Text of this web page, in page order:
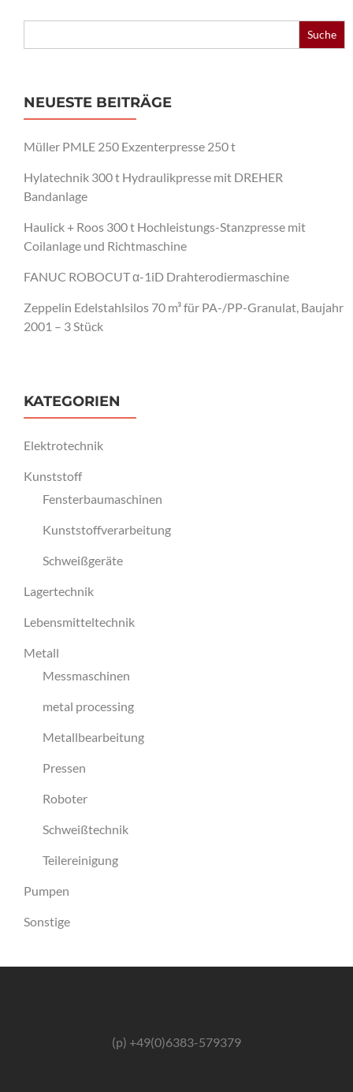
Search
NEUESTE BEITRÄGE
Müller PMLE 250 Exzenterpresse 250 t
Hylatechnik 300 t Hydraulikpresse mit DREHER
Bandanlage
Haulick + Roos 300 t Hochleistungs-Stanzpresse mit
Coilanlage und Richtmaschine
FANUC ROBOCUT α-1iD Drahterodiermaschine
Zeppelin Edelstahlsilos 70 m³ für PA-/PP-Granulat, Baujahr
2001 – 3 Stück
KATEGORIEN
Elektrotechnik
Kunststoff
Fensterbaumaschinen
Kunststoffverarbeitung
Schweißgeräte
Lagertechnik
Lebensmitteltechnik
Metall
Messmaschinen
metal processing
Metallbearbeitung
Pressen
Roboter
Schweißtechnik
Teilereinigung
Pumpen
Sonstige
(p) +49(0)6383-579379